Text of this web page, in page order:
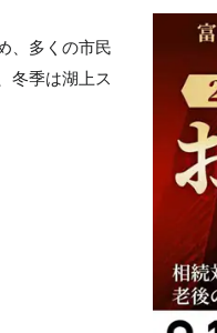
、多くの市民
冬季は湖上ス